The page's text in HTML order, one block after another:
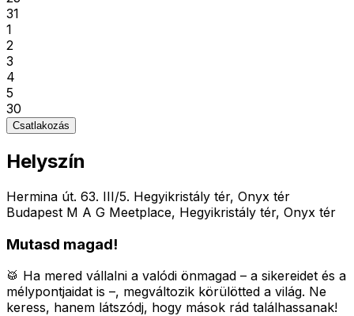
31
1
2
3
4
5
30
Csatlakozás
Helyszín
Hermina út. 63. III/5. Hegyikristály tér, Onyx tér
Budapest M A G Meetplace, Hegyikristály tér, Onyx tér
Mutasd magad!
🥁 Ha mered vállalni a valódi önmagad – a sikereidet és a
mélypontjaidat is –, megváltozik körülötted a világ. Ne
keress, hanem látszódj, hogy mások rád találhassanak!